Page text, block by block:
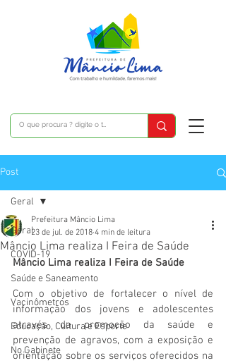
Post
Geral
COVID-19
Saúde e Saneamento
Vacinômetros
Educação, Cultura e Esporte
No Gabinete
Geral
Mâncio Lima realiza I Feira de Saúde
Prefeitura Mâncio Lima
23 de jul. de 2018 4 min de leitura
Mâncio Lima realiza I Feira de Saúde
Com o objetivo de fortalecer o nível de
informação dos jovens e adolescentes
através da promoção da saúde e
prevenção de agravos, com a exposição e
orientação sobre os serviços oferecidos na